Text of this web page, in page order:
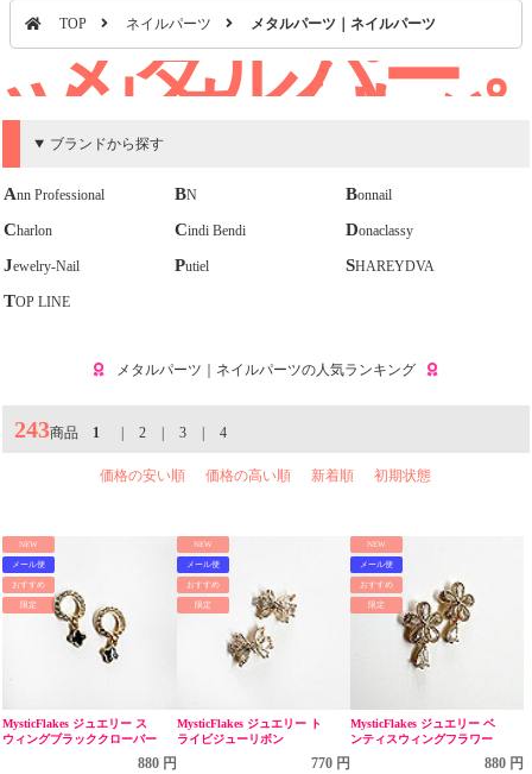
TOP ネイルパーツ メタルパーツ｜ネイルパーツ
メタルパー
ツ｜ネイルパ
ーツ
ブランドから探す
Ann Professional BN Bonnail
Charlon Cindi Bendi Donaclassy
Jewelry-Nail Putiel SHAREYDVA
TOP LINE
メタルパーツ｜ネイルパーツの人気ランキング
243商品 1 2 3 4
価格の安い順 価格の高い順 新着順 初期状態
NEW
メール便
おすすめ
限定
MysticFlakes ジュエリー ス
ウィングブラッククローバー
880 円
NEW
メール便
おすすめ
限定
MysticFlakes ジュエリー ト
ライビジューリボン
770 円
NEW
メール便
おすすめ
限定
MysticFlakes ジュエリー ベ
ンティスウィングフラワー
880 円